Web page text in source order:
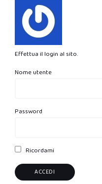
Effettua il login al sito.
Nome utente
Password
Ricordami